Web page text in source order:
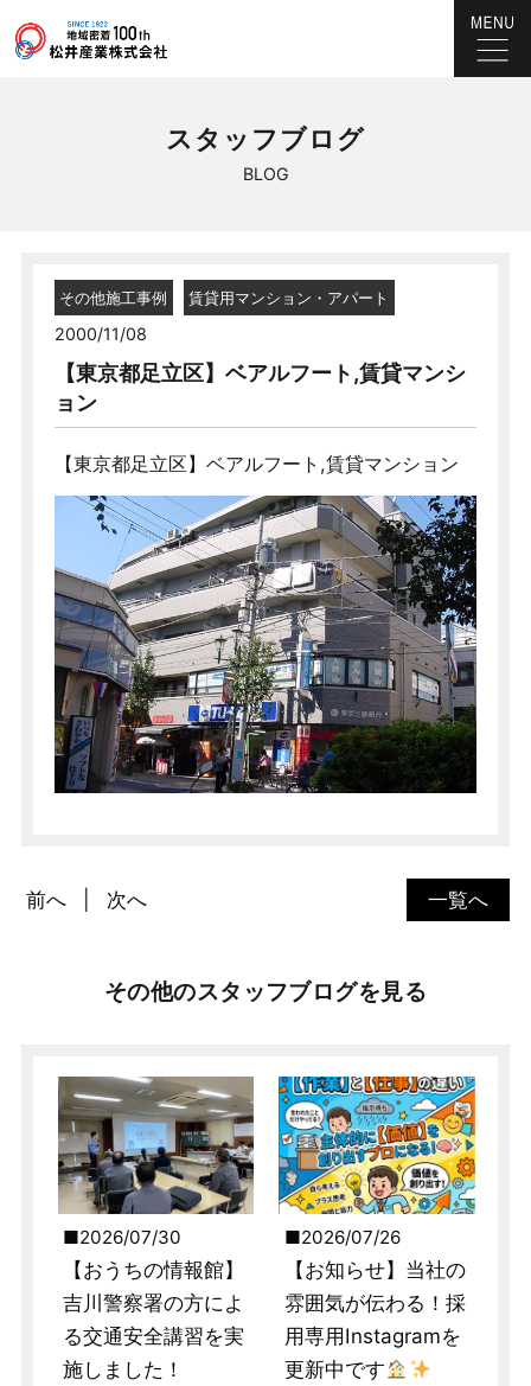
BLOG
スタッフブログ
その他施工事例 賃貸用マンション・アパート
2000/11/08
【東京都足立区】ベアルフート,賃貸マンシ
ョン
【東京都足立区】ベアルフート,賃貸マンション
一覧へ
前へ 次へ
その他のスタッフブログを見る
2026/07/30
【おうちの情報館】
吉川警察署の方によ
る交通安全講習を実
施しました！
2026/07/26
【お知らせ】当社の
雰囲気が伝わる！採
用専用Instagramを
更新中です